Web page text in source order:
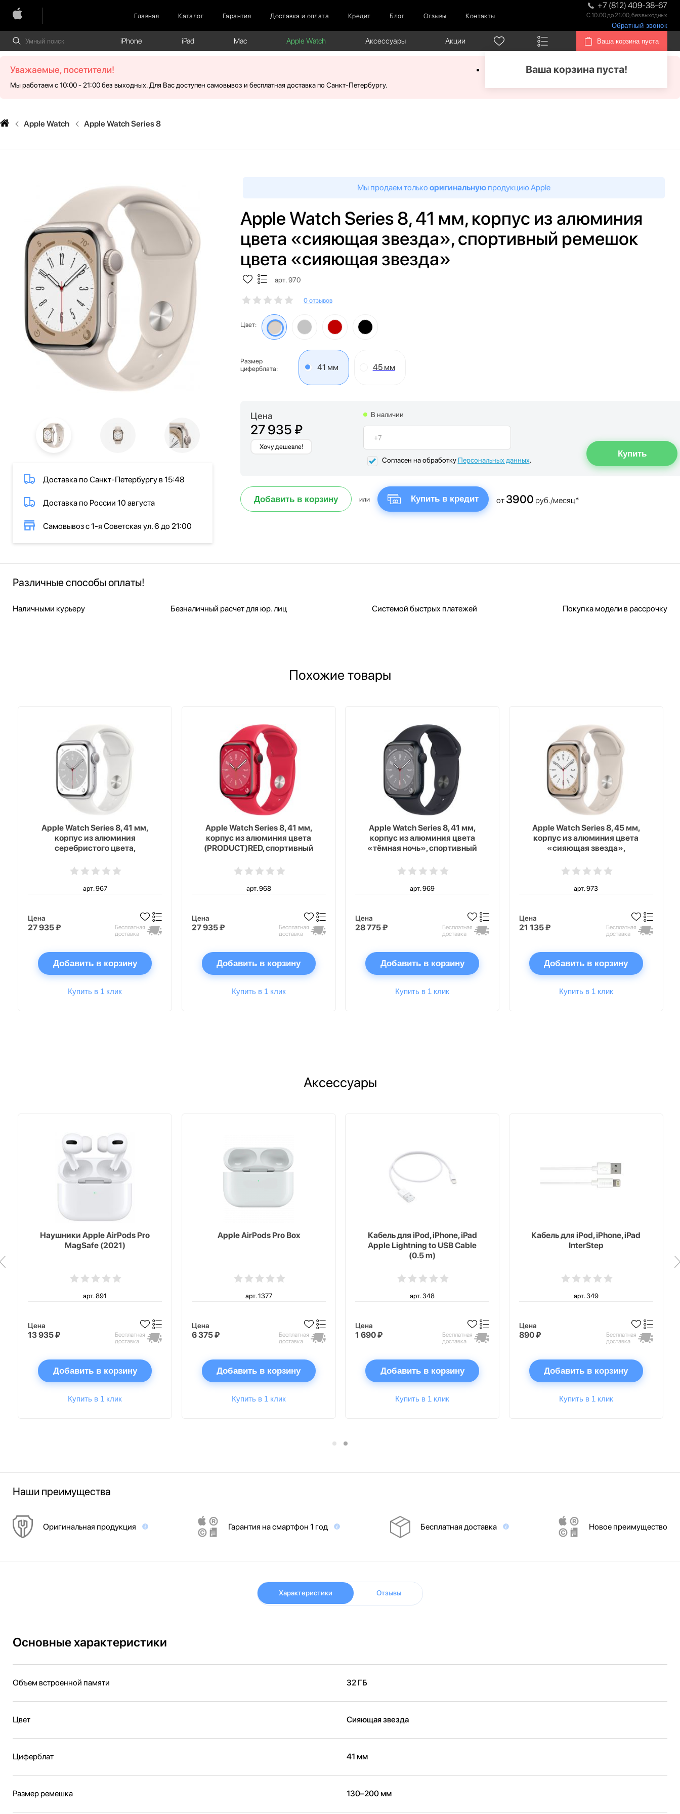
Главная Каталог Гарантия Доставка и оплата Кредит Блог Отзывы Контакты
+7 (812) 409-38-67
С 10:00 до 21:00, без выходных
Обратный звонок
iPhone iPad Mac Apple Watch Аксессуары Акции Ваша корзина пуста
Ваша корзина пуста!
Уважаемые, посетители!
Мы работаем с 10:00 - 21:00 без выходных. Для Вас доступен самовывоз и бесплатная доставка по Санкт-Петербургу.
Apple Watch Apple Watch Series 8
Доставка по Санкт-Петербургу в 15:48
Доставка по России 10 августа
Самовывоз с 1-я Советская ул. 6 до 21:00
Мы продаем только оригинальную продукцию Apple
Apple Watch Series 8, 41 мм, корпус из алюминия
цвета «сияющая звезда», спортивный ремешок
цвета «сияющая звезда»
арт. 970
0 отзывов
Цвет:
Размер
циферблата:
41 мм 45 мм
Цена
27 935 ₽
Хочу дешевле!
В наличии
Согласен на обработку Персональных данных.
Добавить в корзину или Купить в кредит от 3900 руб./месяц*
Различные способы оплаты!
Наличными курьеру Безналичный расчет для юр. лиц Системой быстрых платежей Покупка модели в рассрочку
Похожие товары
Apple Watch Series 8, 41 мм,
корпус из алюминия
серебристого цвета,
цвета
арт. 967
Цена
27 935 ₽
Бесплатная
доставка
Добавить в корзину
Купить в 1 клик
Apple Watch Series 8, 41 мм,
корпус из алюминия цвета
(PRODUCT)RED, спортивный
арт. 968
Цена
27 935 ₽
Бесплатная
доставка
Добавить в корзину
Купить в 1 клик
Apple Watch Series 8, 41 мм,
корпус из алюминия цвета
«тёмная ночь», спортивный
арт. 969
Цена
28 775 ₽
Бесплатная
доставка
Добавить в корзину
Купить в 1 клик
Apple Watch Series 8, 45 мм,
корпус из алюминия цвета
«сияющая звезда»,
«сияющая звезда»
арт. 973
Цена
21 135 ₽
Бесплатная
доставка
Добавить в корзину
Купить в 1 клик
Аксессуары
Наушники Apple AirPods Pro
MagSafe (2021)
арт. 891
Цена
13 935 ₽
Бесплатная
доставка
Добавить в корзину
Купить в 1 клик
Apple AirPods Pro Box
арт. 1377
Цена
6 375 ₽
Бесплатная
доставка
Добавить в корзину
Купить в 1 клик
Кабель для iPod, iPhone, iPad
Apple Lightning to USB Cable
(0.5 m)
арт. 348
Цена
1 690 ₽
Бесплатная
доставка
Добавить в корзину
Купить в 1 клик
Кабель для iPod, iPhone, iPad
InterStep
арт. 349
Цена
890 ₽
Бесплатная
доставка
Добавить в корзину
Купить в 1 клик
Наши преимущества
Оригинальная продукция Гарантия на смартфон 1 год Бесплатная доставка Новое преимущество
Характеристики Отзывы
Основные характеристики
Объем встроенной памяти 32 ГБ
Цвет Сияющая звезда
Циферблат 41 мм
Размер ремешка 130–200 мм